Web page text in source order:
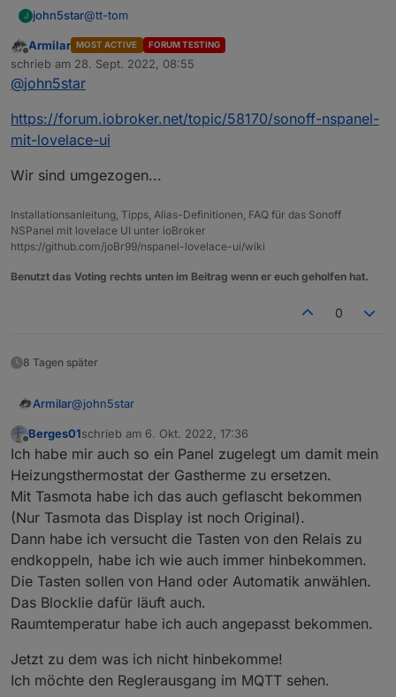
J john5star@tt-tom
ich habe das Abfallskript mal getestet. Bei mir
wurden lediglich vier alias-Ordner angelegt, keine
Geräte. Des weiteren habe ich versucht andere
festgestellt, dass die Farbe Gelb der "Gelben Tonne"
bei mir auch in den Datenpunkt für die Farbe der
Restmülltonne mit übernommen wird.
Offline
Armilar MOST ACTIVE FORUM TESTING
schrieb am 28. Sept. 2022, 08:55
zuletzt editiert von
@john5star
https://forum.iobroker.net/topic/58170/sonoff-nspanel-
mit-lovelace-ui
Wir sind umgezogen...
Installationsanleitung, Tipps, Alias-Definitionen, FAQ für das Sonoff
NSPanel mit lovelace UI unter ioBroker
https://github.com/joBr99/nspanel-lovelace-ui/wiki
Benutzt das Voting rechts unten im Beitrag wenn er euch geholfen hat.
0
8 Tagen später
Armilar@john5star
https://forum.iobroker.net/topic/58170/sonoff-nspanel-
mit-lovelace-ui
Wir sind umgezogen...
Offline
Berges01schrieb am 6. Okt. 2022, 17:36
zuletzt editiert von
Ich habe mir auch so ein Panel zugelegt um damit mein
Heizungsthermostat der Gastherme zu ersetzen.
Mit Tasmota habe ich das auch geflascht bekommen
(Nur Tasmota das Display ist noch Original).
Dann habe ich versucht die Tasten von den Relais zu
endkoppeln, habe ich wie auch immer hinbekommen.
Die Tasten sollen von Hand oder Automatik anwählen.
Das Blocklie dafür läuft auch.
Raumtemperatur habe ich auch angepasst bekommen.
Jetzt zu dem was ich nicht hinbekomme!
Ich möchte den Reglerausgang im MQTT sehen.